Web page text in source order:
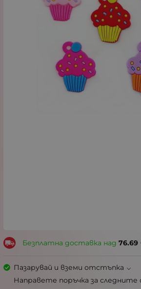
Безплатна доставка над 76.69
Пазарувай и вземи отстъпка
Направете поръчка за следните